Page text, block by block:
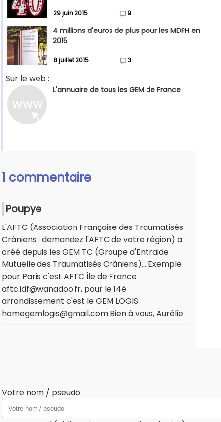
29 juin 2015 9
4 millions d'euros de plus pour les MDPH en
2015
8 juillet 2015 3
Sur le web :
L'annuaire de tous les GEM de France
1 commentaire
Poupye
L'AFTC (Association Française des Traumatisés
Crâniens : demandez l'AFTC de votre région) a
créé depuis les GEM TC (Groupe d'Entraide
Mutuelle des Traumatisés Crâniens)... Exemple :
pour Paris c'est AFTC Île de France
aftc.idf@wanadoo.fr, pour le 14è
arrondissement c'est le GEM LOGIS
homegemlogis@gmail.com Bien à vous, Aurélie
Votre nom / pseudo